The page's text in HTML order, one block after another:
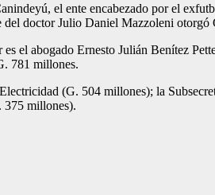
el ente encabezado por el
doctor Julio Daniel Mazzoleni otorgó
el abogado Ernesto Julián Benítez
781 millones.
(G. 504 millones); la
375 millones).